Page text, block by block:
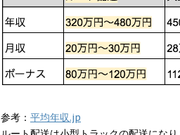
参考： 平均年収.jp